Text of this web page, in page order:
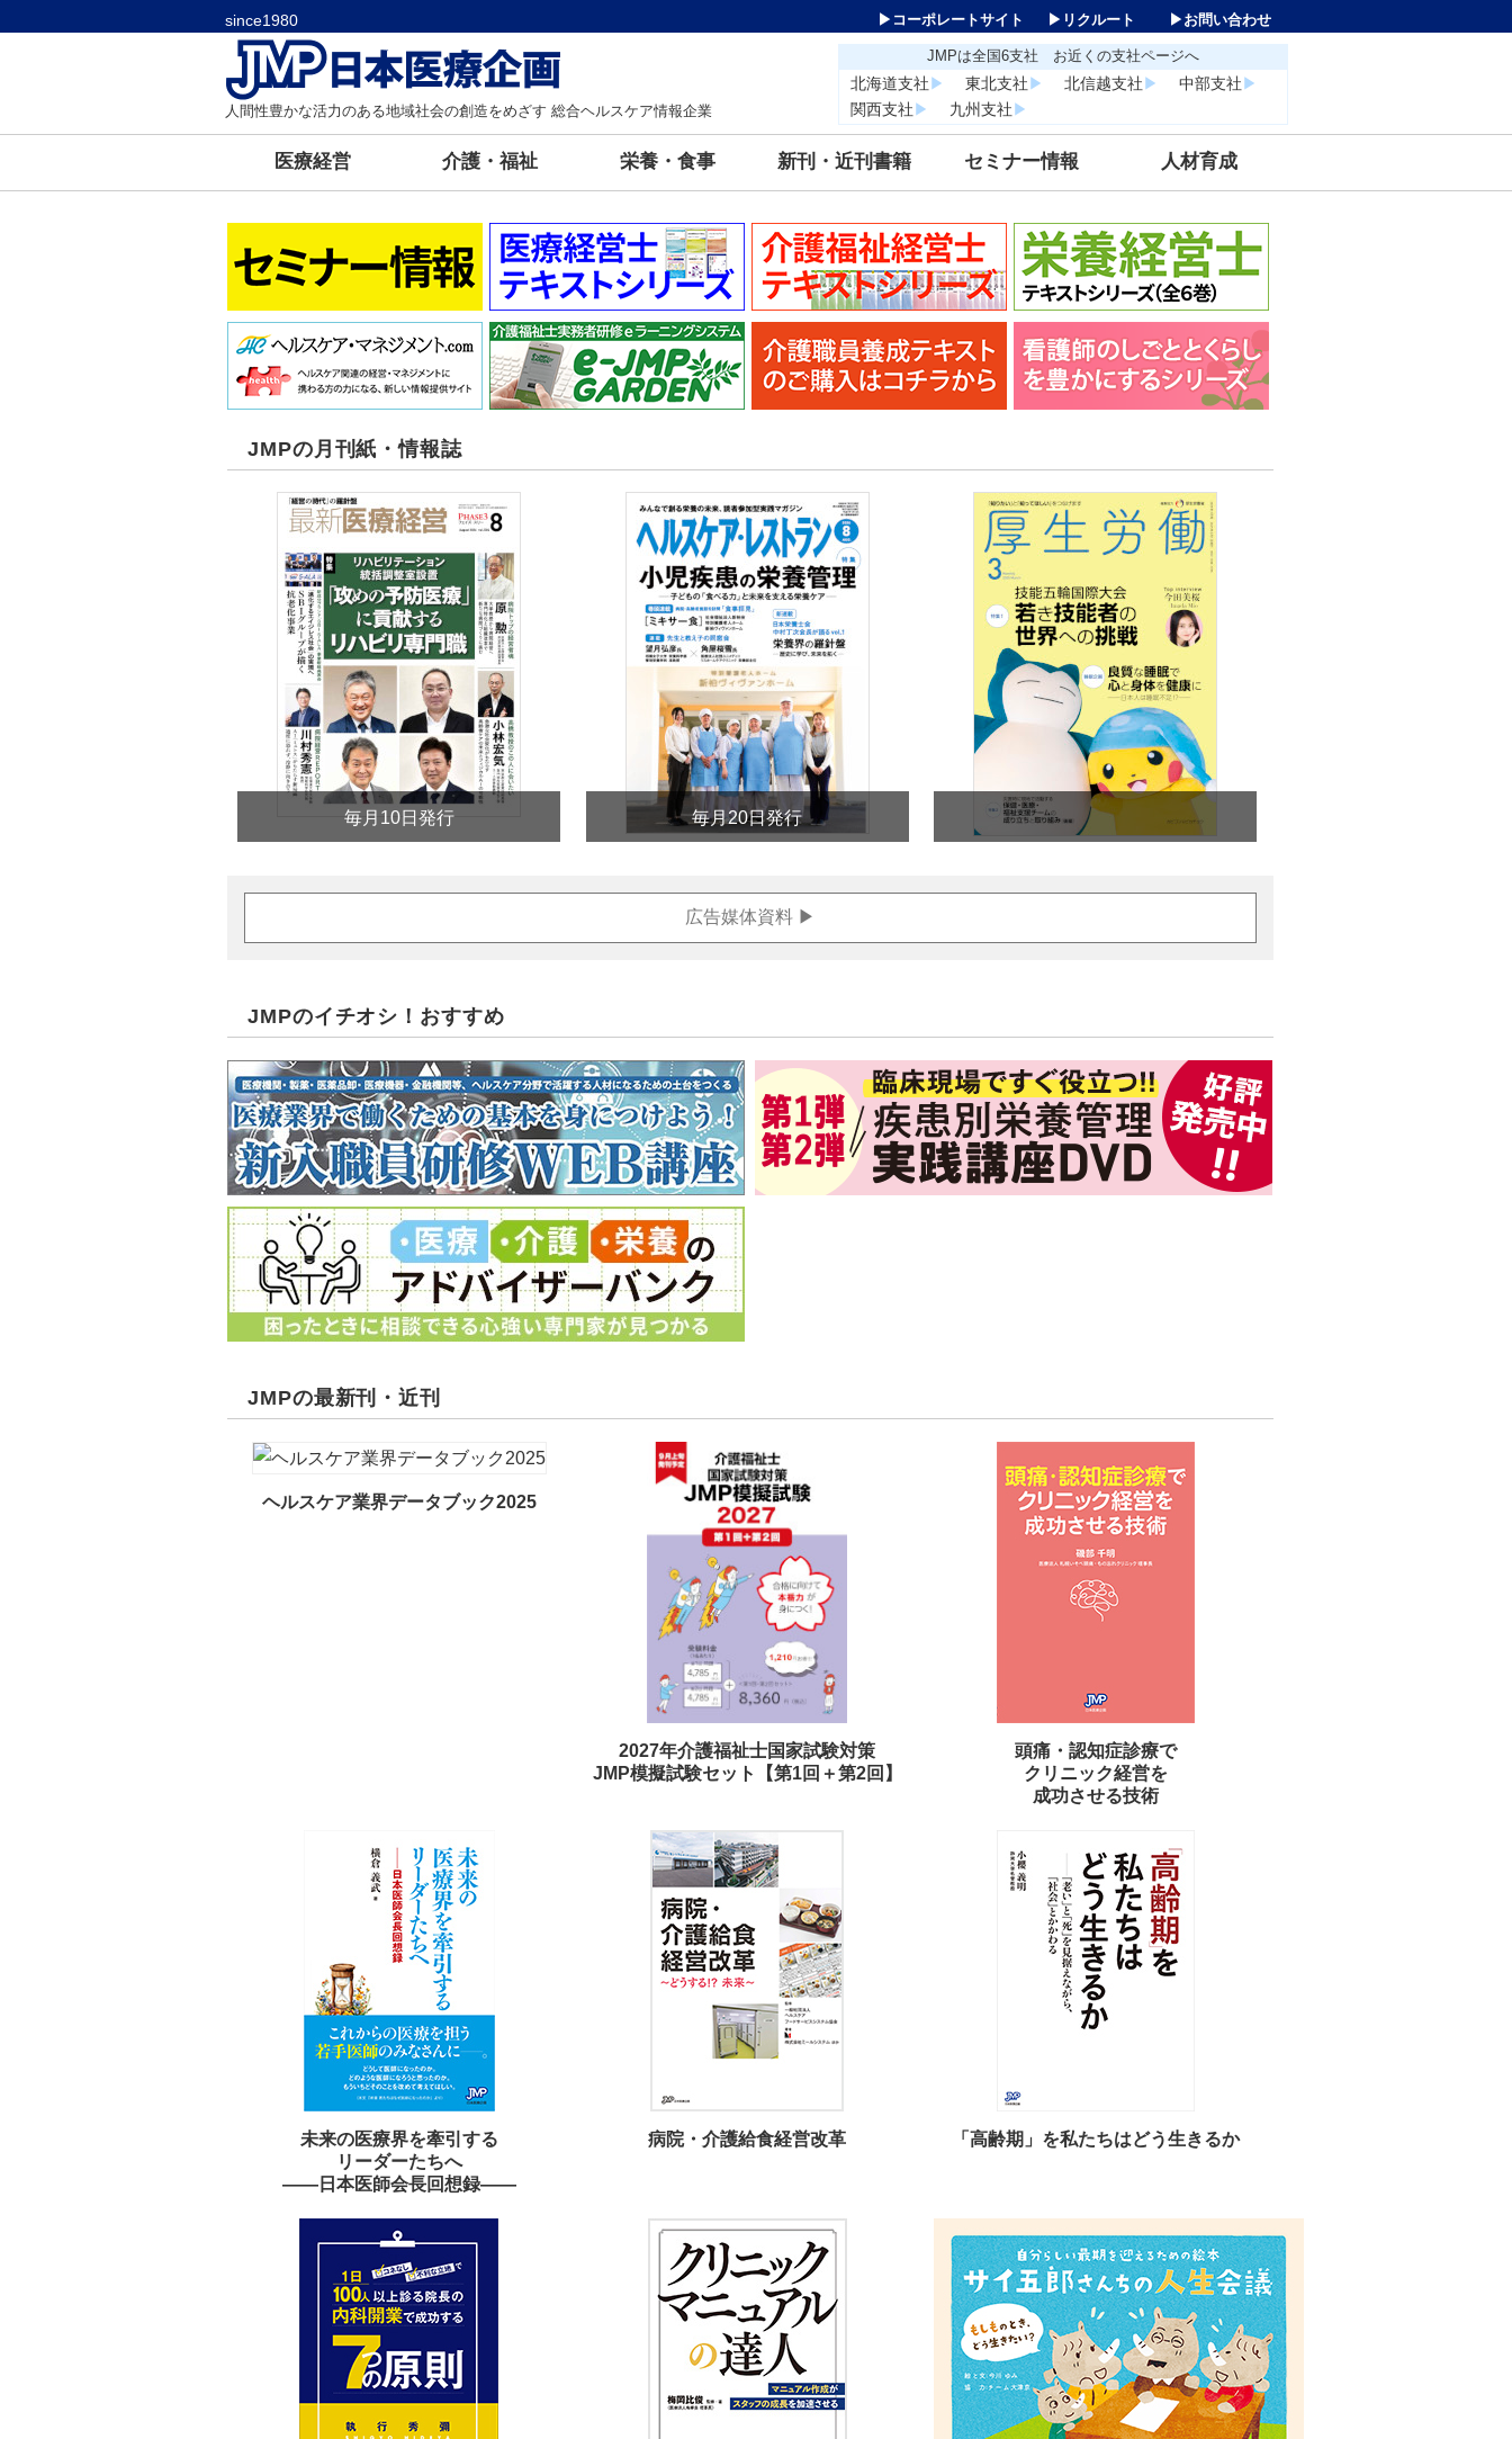
since1980 ▶お問い合わせ
▶リクルート
▶コーポレートサイト
人間性豊かな活力のある地域社会の創造をめざす 総合ヘルスケア情報企業
JMPは全国6支社 お近くの支社ページへ
北海道支社▶ 東北支社▶ 北信越支社▶ 中部支社▶
関西支社▶ 九州支社▶
医療経営 介護・福祉 栄養・食事 新刊・近刊書籍 セミナー情報 人材育成
JMPの月刊紙・情報誌
毎月10日発行 毎月20日発行
広告媒体資料 ▶
JMPのイチオシ！おすすめ
JMPの最新刊・近刊
ヘルスケア業界データブック2025
2027年介護福祉士国家試験対策
JMP模擬試験セット【第1回＋第2回】
頭痛・認知症診療で
クリニック経営を
成功させる技術
未来の医療界を牽引する
リーダーたちへ
——日本医師会長回想録——
病院・介護給食経営改革 「高齢期」を私たちはどう生きるか